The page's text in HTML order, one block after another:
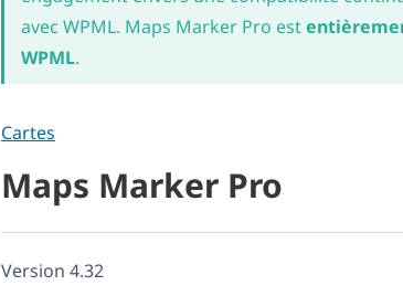
avec WPML. Maps Marker Pro est
WPML.
Cartes
Maps Marker Pro
Version 4.32